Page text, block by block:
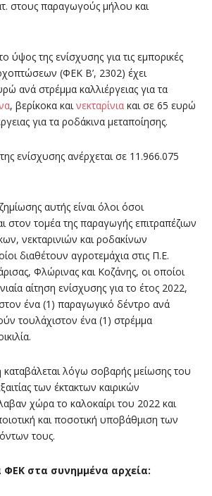
στους παραγωγούς μήλου και
ύψος της ενίσχυσης για τις εμπορικές
(ΦΕΚ Β’, 2302) έχει
ανά στρέμμα καλλιέργειας για τα
, βερίκοκα καινεκταρίνια και σε 65 ευρώ
για τα ροδάκινα μεταποίησης.
ενίσχυσης ανέρχεται σε 11.966.075
αυτής είναι όλοι όσοι
στον τομέα της παραγωγής επιτραπέζιων
νεκταρινιών και ροδακίνων
διαθέτουν αγροτεμάχια στις Π.Ε.
Φλώρινας και Κοζάνης, οι οποίοι
αίτηση ενίσχυσης για το έτος 2022,
ένα (1) παραγωγικό δέντρο ανά
τουλάχιστον ένα (1) στρέμμα
λόγω σοβαρής μείωσης του
των έκτακτων καιρικών
χώρα το καλοκαίρι του 2022 και
και ποσοτική υποβάθμιση των
τους.
ΦΕΚ στα συνημμένα αρχεία: